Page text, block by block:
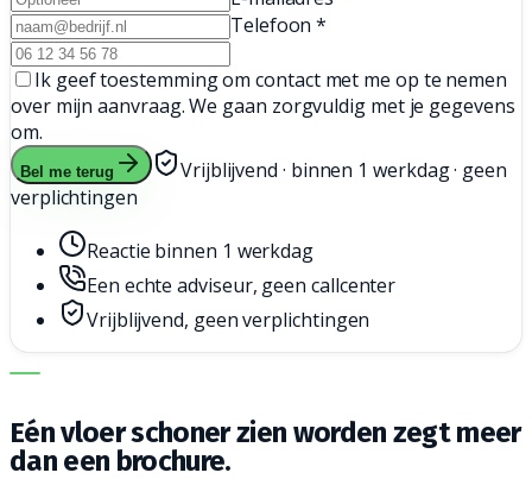
Telefoon *
Ik geef toestemming om contact met me op te nemen
over mijn aanvraag. We gaan zorgvuldig met je gegevens
om.
Bel me terug
Vrijblijvend · binnen 1 werkdag · geen
verplichtingen
Reactie binnen 1 werkdag
Een echte adviseur, geen callcenter
Vrijblijvend, geen verplichtingen
DE JUISTE MACHINE. DE BESTE SERVICE.
Eén vloer schoner zien worden zegt meer
dan een brochure.